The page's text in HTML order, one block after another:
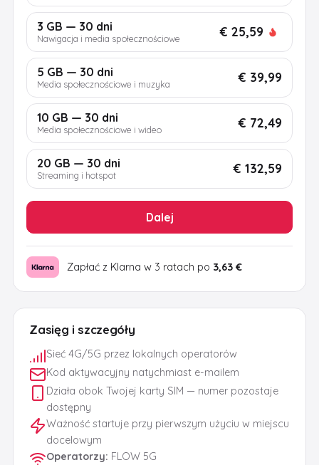
Zasięg i szczegóły
Sieć 4G/5G przez lokalnych operatorów
Kod aktywacyjny natychmiast e-mailem
Działa obok Twojej karty SIM — numer pozostaje
dostępny
Ważność startuje przy pierwszym użyciu w miejscu
docelowym
Operatorzy: FLOW 5G
3 GB — 30 dni
Nawigacja i media społecznościowe € 25,59
5 GB — 30 dni
Media społecznościowe i muzyka € 39,99
10 GB — 30 dni
Media społecznościowe i wideo € 72,49
20 GB — 30 dni
Streaming i hotspot € 132,59
Dalej
Zapłać z Klarna w 3 ratach po 3,63 €